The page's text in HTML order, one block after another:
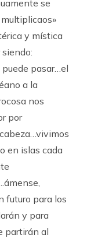
se
y mística
pasar…el
a la
nos
por
en islas cada
futuro para los
y para
partirán al